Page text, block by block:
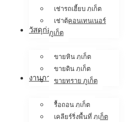
เช่ารถเฮี้ยบ ภูเก็ต
เช่าตู้คอนเทนเนอร์
ภูเก็ต
วัสดุก่อสร้าง
ขายหิน ภูเก็ต
ขายดิน ภูเก็ต
ขายทราย ภูเก็ต
งานภาคสนาม
รื้อถอน ภูเก็ต
เคลียร์ริ่งพื้นที่ ภูเก็ต